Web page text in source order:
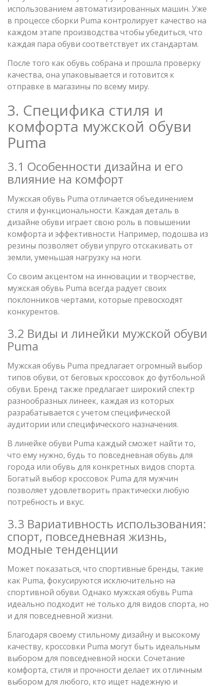
использованием автоматизированных машин. Уже
в процессе сборки Puma контролирует качество на
каждом этапе производства чтобы убедиться, что
каждая пара обуви соответствует их стандартам.
После того как обувь собрана и прошла проверку
качества, она упаковывается и готовится к
отправке в магазины по всему миру.
3. Специфика стиля и
комфорта мужской обуви
Puma
3.1 Особенности дизайна и его
влияние на комфорт
Мужская обувь Puma отличается объединением
стиля и функциональности. Каждая деталь в
дизайне обуви играет свою роль в повышении
комфорта и эффективности. Например, подошва из
резины позволяет обуви упруго отскакивать от
земли, уменьшая нагрузку на ноги.
Со своим акцентом на инновации и творчестве,
мужская обувь Puma всегда радует своих
поклонников чертами, которые превосходят
конкурентов.
3.2 Виды и линейки мужской обуви
Puma
Мужская обувь Puma предлагает огромный выбор
типов обуви, от беговых кроссовок до футбольной
обуви. Бренд также предлагает широкий спектр
разнообразных линеек, каждая из которых
разрабатывается с учетом специфической
аудитории или специфического назначения.
В линейке обуви Puma каждый сможет найти то,
что ему нужно, будь то повседневная обувь для
города или обувь для конкретных видов спорта.
Богатый выбор кроссовок Puma для мужчин
позволяет удовлетворить практически любую
потребность и вкус.
3.3 Вариативность использования:
спорт, повседневная жизнь,
модные тенденции
Может показаться, что спортивные бренды, такие
как Puma, фокусируются исключительно на
спортивной обуви. Однако мужская обувь Puma
идеально подходит не только для видов спорта, но
и для повседневной жизни.
Благодаря своему стильному дизайну и высокому
качеству, кроссовки Puma могут быть идеальным
выбором для повседневной носки. Сочетание
комфорта, стиля и прочности делает их отличным
выбором для любого, кто ищет надежную и